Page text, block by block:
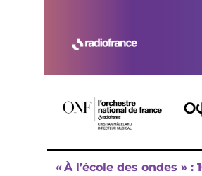
« À l’école des ondes » :